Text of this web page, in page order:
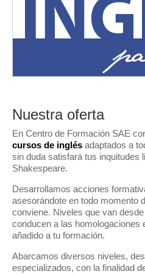
Nuestra oferta
En Centro de Formación SAE
cursos de inglés adaptados a
sin duda satisfará tus inquitudes
Shakespeare.
Desarrollamos acciones
asesorándote en todo momento
conviene. Niveles que van
conducen a las homologaciones
añadido a tu formación.
Abarcamos diversos niveles,
especializados, con la finalidad